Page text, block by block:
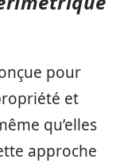
pour
et
qu’elles
approche